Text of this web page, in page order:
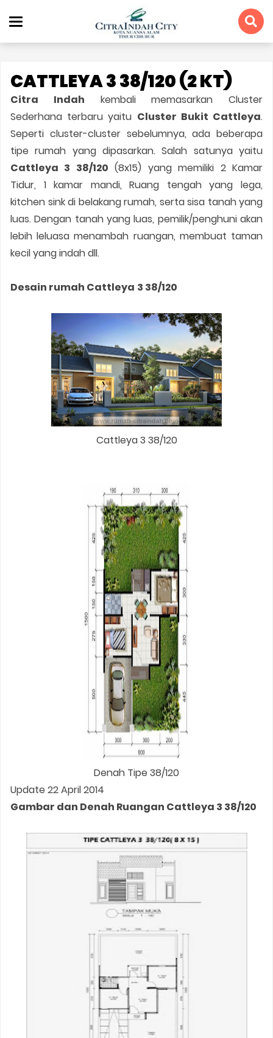
CATTLEYA 3 38/120 (2 KT)
Citra Indah kembali memasarkan Cluster
Sederhana terbaru yaitu Cluster Bukit Cattleya.
Seperti cluster-cluster sebelumnya, ada beberapa
tipe rumah yang dipasarkan. Salah satunya yaitu
Cattleya 3 38/120 (8x15) yang memiliki 2 Kamar
Tidur, 1 kamar mandi, Ruang tengah yang lega,
kitchen sink di belakang rumah, serta sisa tanah yang
luas. Dengan tanah yang luas, pemilik/penghuni akan
lebih leluasa menambah ruangan, membuat taman
kecil yang indah dll.
Desain rumah Cattleya 3 38/120
Cattleya 3 38/120
Denah Tipe 38/120
Update 22 April 2014
Gambar dan Denah Ruangan Cattleya 3 38/120